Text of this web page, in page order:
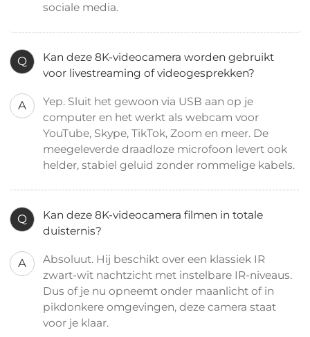
sociale media.
Q
Kan deze 8K-videocamera worden gebruikt
voor livestreaming of videogesprekken?
A
Yep. Sluit het gewoon via USB aan op je
computer en het werkt als webcam voor
YouTube, Skype, TikTok, Zoom en meer. De
meegeleverde draadloze microfoon levert ook
helder, stabiel geluid zonder rommelige kabels.
Q
Kan deze 8K-videocamera filmen in totale
duisternis?
A
Absoluut. Hij beschikt over een klassiek IR
zwart-wit nachtzicht met instelbare IR-niveaus.
Dus of je nu opneemt onder maanlicht of in
pikdonkere omgevingen, deze camera staat
voor je klaar.